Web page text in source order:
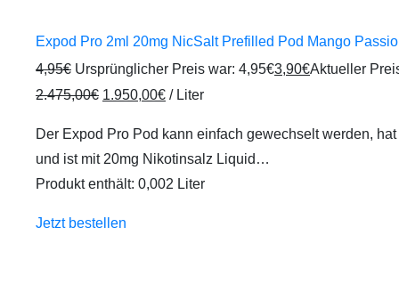
Expod Pro 2ml 20mg NicSalt Prefilled Pod Mango
4,95€ Ursprünglicher Preis war: 4,95€3,90€Aktueller
2.475,00€ 1.950,00€ / Liter
Der Expod Pro Pod kann einfach gewechselt werden,
und ist mit 20mg Nikotinsalz Liquid…
Produkt enthält: 0,002 Liter
Jetzt bestellen